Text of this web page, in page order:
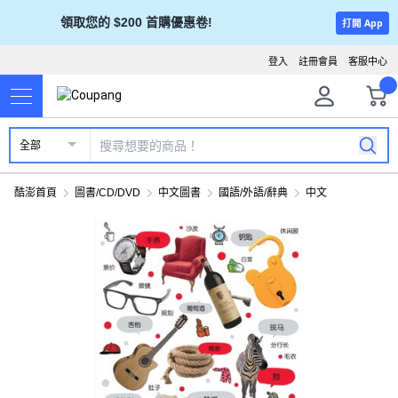
領取您的 $200 首購優惠卷! 打開 App
客服中心
註冊會員
登入
全部
酷澎首頁 圖書/CD/DVD 中文圖書 國語/外語/辭典 中文